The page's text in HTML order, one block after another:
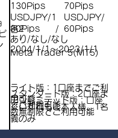
各2
130Pips
USDJPY/1
80Pips
/
70Pips
USDJPY/
60Pips
あり/なし/なし
2004/1/1～2023/1/1
Meta Trader 5(MT5)
ライト版：1口座までご利
用可能
スタンダード版：2口座ま
でご利用可能
アンリミテッド版：口座
数無制限でご利用可能
※いずれもご本人様、1名
義のみ